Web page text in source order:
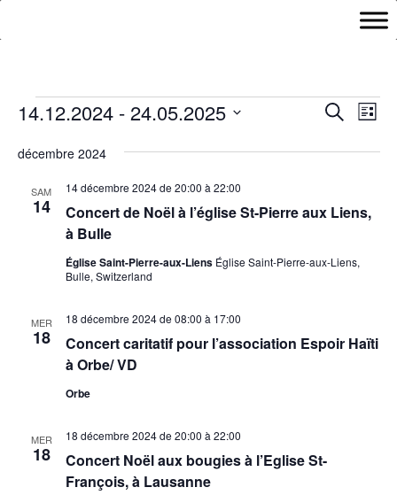
Évènements
vues
Recherche
de
Liste
14.12.2024 - 24.05.2025
une
décembre 2024
SAM
14
Concert de Noël à l’église St-Pierre aux Liens,
à Bulle
14 décembre 2024 de 20:00 à 22:00
Église Saint-Pierre-aux-Liens Église Saint-Pierre-aux-Liens,
Bulle, Switzerland
MER
18
Concert caritatif pour l’association Espoir Haïti
à Orbe/ VD
18 décembre 2024 de 08:00 à 17:00
Orbe
MER
18
Concert Noël aux bougies à l’Eglise St-
François, à Lausanne
18 décembre 2024 de 20:00 à 22:00